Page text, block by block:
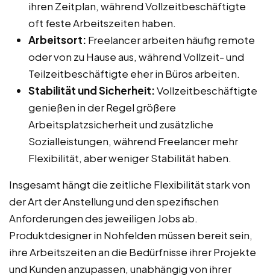
ihren Zeitplan, während Vollzeitbeschäftigte
oft feste Arbeitszeiten haben.
Arbeitsort: Freelancer arbeiten häufig remote
oder von zu Hause aus, während Vollzeit- und
Teilzeitbeschäftigte eher in Büros arbeiten.
Stabilität und Sicherheit:Vollzeitbeschäftigte
genießen in der Regel größere
Arbeitsplatzsicherheit und zusätzliche
Sozialleistungen, während Freelancer mehr
Flexibilität, aber weniger Stabilität haben.
Insgesamt hängt die zeitliche Flexibilität stark von
der Art der Anstellung und den spezifischen
Anforderungen des jeweiligen Jobs ab.
Produktdesigner in Nohfelden müssen bereit sein,
ihre Arbeitszeiten an die Bedürfnisse ihrer Projekte
und Kunden anzupassen, unabhängig von ihrer